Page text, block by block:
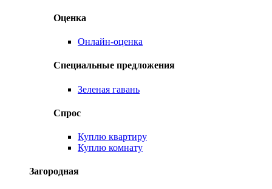
Оценка
Онлайн-оценка
Специальные предложения
Зеленая гавань
Спрос
Куплю квартиру
Куплю комнату
Загородная